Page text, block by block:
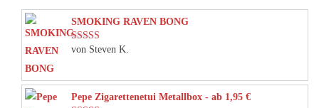
SMOKING RAVEN BONG
Bewertet mit
von Steven K.
Pepe Zigarettenetui Metallbox - ab 1,95 €